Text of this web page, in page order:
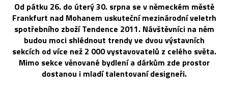
Od pátku 26. do úterý 30. srpna se v německém městě
Frankfurt nad Mohanem uskuteční mezinárodní veletrh
spotřebního zboží Tendence 2011. Návštěvníci na něm
budou moci shlédnout trendy ve dvou výstavních
sekcích od více než 2 000 vystavovatelů z celého světa.
Mimo sekce věnované bydlení a dárkům zde prostor
dostanou i mladí talentovaní designeři.